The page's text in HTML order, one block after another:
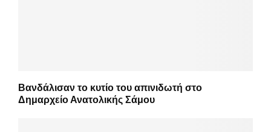
Βανδάλισαν το κυτίο του απινιδωτή στο
Δημαρχείο Ανατολικής Σάμου